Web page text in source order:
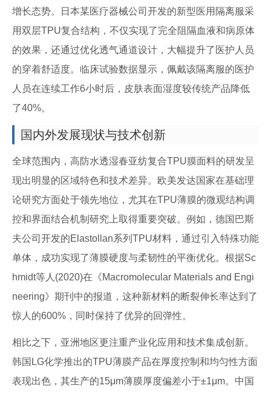
增长态势。日本某医疗器械公司开发的新型医用隔离服采
用双层TPU复合结构，不仅实现了完全阻隔血液和病原体
的效果，还通过优化透气通道设计，大幅提升了医护人员
的穿着舒适度。临床试验数据显示，佩戴该隔离服的医护
人员在连续工作6小时后，皮肤表面湿度较传统产品降低
了40%。
国内外发展现状与技术创新
全球范围内，高防水透湿春亚纺复合TPU膜面料的研发呈
现出明显的区域特色和技术差异。欧美发达国家在基础理
论研究方面处于领先地位，尤其在TPU薄膜的微观结构调
控和界面结合机制研究上取得重要突破。例如，德国巴斯
夫公司开发的Elastollan系列TPU材料，通过引入特殊功能
单体，成功实现了薄膜硬度与柔韧性的平衡优化。根据Sc
hmidt等人(2020)在《Macromolecular Materials and Engi
neering》期刊中的报道，这种新材料的断裂伸长率达到了
惊人的600%，同时保持了优异的回弹性。
相比之下，亚洲地区更注重产业化应用和技术集成创新。
韩国LG化学推出的TPU薄膜产品在厚度控制和均匀性方面
表现出色，其生产的15μm薄膜厚度偏差小于±1μm。中国